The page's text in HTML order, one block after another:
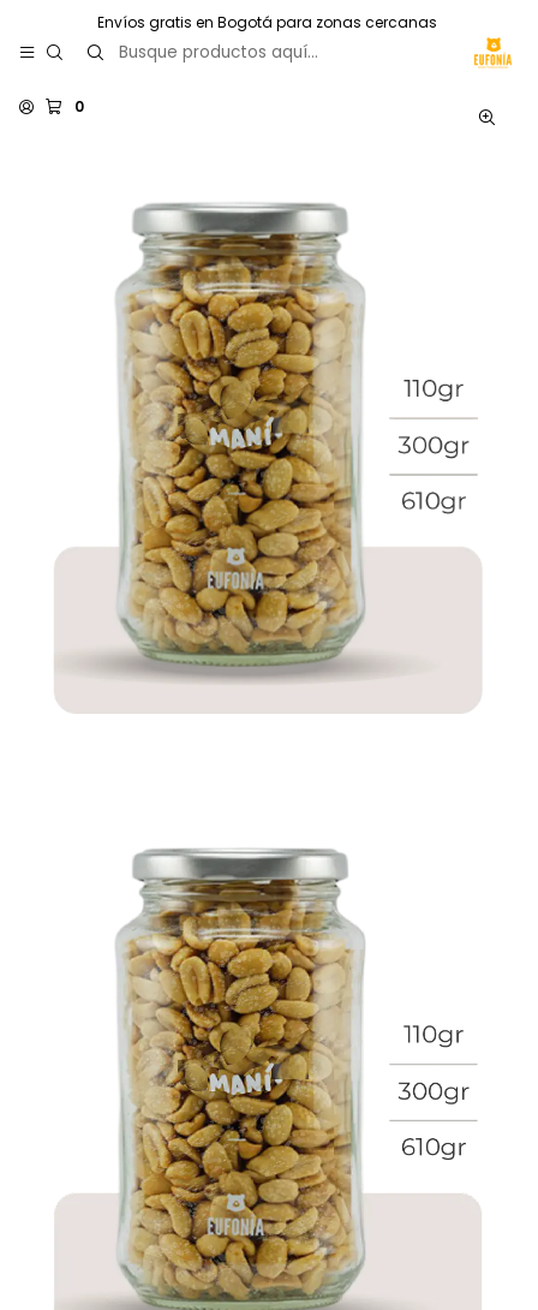
0
Envíos gratis en Bogotá para zonas cercanas